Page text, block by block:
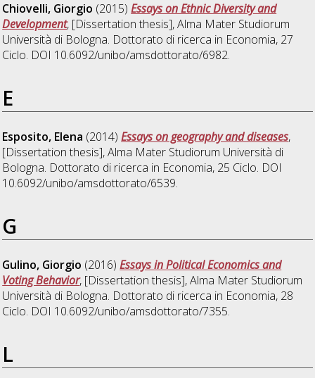
Chiovelli, Giorgio (2015)Essays on Ethnic Diversity and
Development, [Dissertation thesis], Alma Mater Studiorum
Università di Bologna. Dottorato di ricerca in Economia, 27
Ciclo. DOI 10.6092/unibo/amsdottorato/6982.
E
Esposito, Elena (2014)Essays on geography and diseases,
[Dissertation thesis], Alma Mater Studiorum Università di
Bologna. Dottorato di ricerca in Economia, 25 Ciclo. DOI
10.6092/unibo/amsdottorato/6539.
G
Gulino, Giorgio (2016)Essays in Political Economics and
Voting Behavior, [Dissertation thesis], Alma Mater Studiorum
Università di Bologna. Dottorato di ricerca in Economia, 28
Ciclo. DOI 10.6092/unibo/amsdottorato/7355.
L